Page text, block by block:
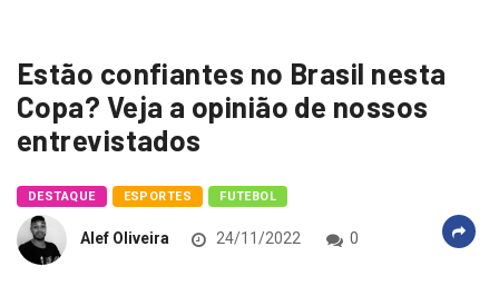
Estão confiantes no Brasil nesta
Copa? Veja a opinião de nossos
entrevistados
DESTAQUE ESPORTES FUTEBOL
Alef Oliveira 24/11/2022 0